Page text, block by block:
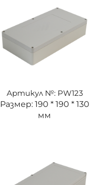
Артикул №: PW123
Размер: 190 * 190 * 130
мм